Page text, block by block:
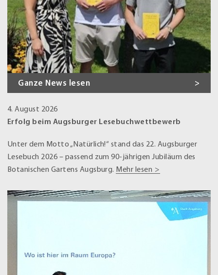
Ganze News lesen
4. August 2026
Erfolg beim Augsburger Lesebuchwettbewerb
Unter dem Motto „Natürlich!“ stand das 22. Augsburger
Lesebuch 2026 – passend zum 90-jährigen Jubiläum des
Botanischen Gartens Augsburg. Mehr lesen